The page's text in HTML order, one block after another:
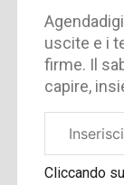
uscite e i
firme. Il
capire,
aziendale
Cliccando